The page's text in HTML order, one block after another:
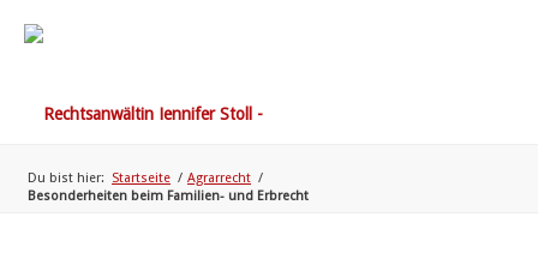
Du bist hier: Startseite / Agrarrecht /
Besonderheiten beim Familien- und Erbrecht